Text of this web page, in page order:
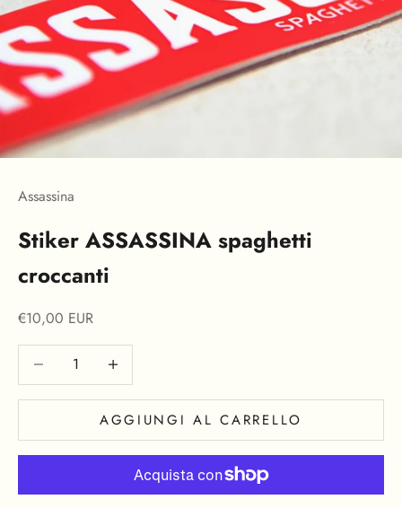
Assassina
Stiker ASSASSINA spaghetti
croccanti
Prezzo scontato
€10,00 EUR
Diminuisci quantitàAumenta quantità
AGGIUNGI AL CARRELLO